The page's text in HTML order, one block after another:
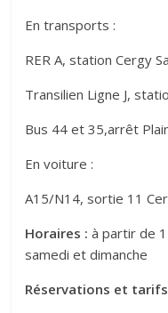
En transports :
RER A, station Cergy
Transilien Ligne J,
Bus 44 et 35,arrêt
En voiture :
A15/N14, sortie 11
Horaires : à partir de
samedi et dimanche
Réservations et